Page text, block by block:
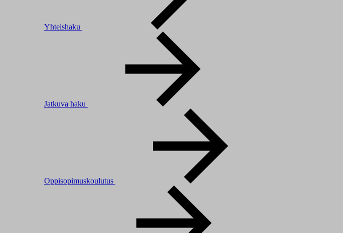
Yhteishaku
Jatkuva haku
Oppisopimuskoulutus